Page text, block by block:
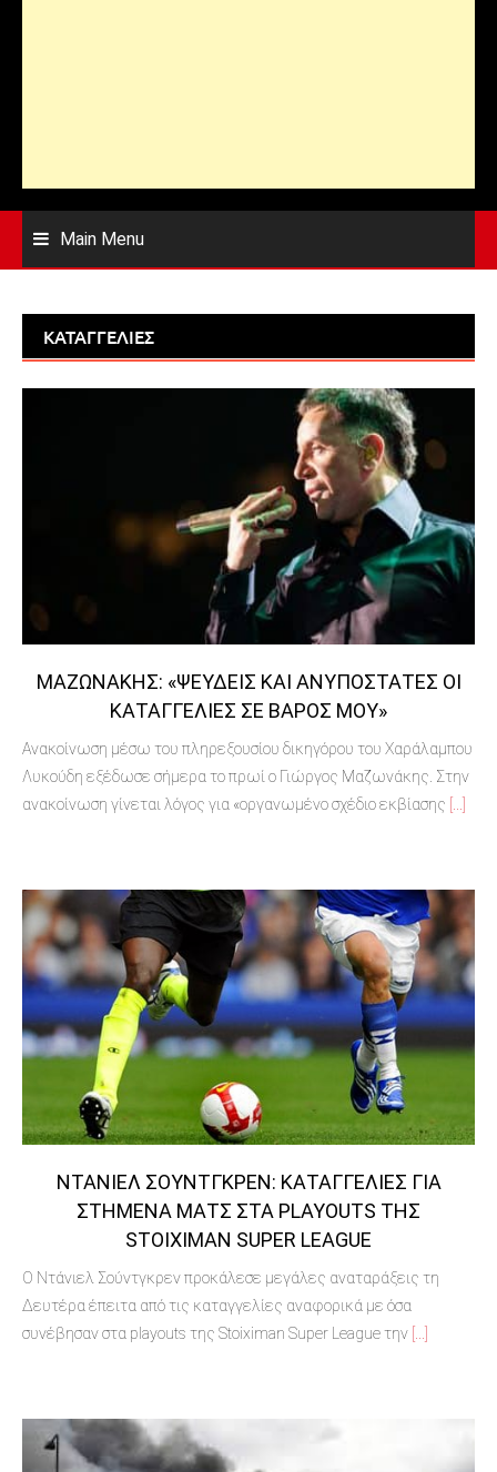
Main Menu
ΚΑΤΑΓΓΕΛΊΕΣ
ΜΑΖΩΝΆΚΗΣ: «ΨΕΥΔΕΊΣ ΚΑΙ ΑΝΥΠΌΣΤΑΤΕΣ ΟΙ
ΚΑΤΑΓΓΕΛΊΕΣ ΣΕ ΒΆΡΟΣ ΜΟΥ»
Ανακοίνωση μέσω του πληρεξουσίου δικηγόρου του Χαράλαμπου
Λυκούδη εξέδωσε σήμερα το πρωί ο Γιώργος Μαζωνάκης. Στην
ανακοίνωση γίνεται λόγος για «οργανωμένο σχέδιο εκβίασης [...]
ΝΤΆΝΙΕΛ ΣΟΎΝΤΓΚΡΕΝ: ΚΑΤΑΓΓΕΛΊΕΣ ΓΙΑ
ΣΤΗΜΈΝΑ ΜΑΤΣ ΣΤΑ PLAYOUTS ΤΗΣ
STOIXIMAN SUPER LEAGUE
Ο Ντάνιελ Σούντγκρεν προκάλεσε μεγάλες αναταράξεις τη
Δευτέρα έπειτα από τις καταγγελίες αναφορικά με όσα
συνέβησαν στα playouts της Stoiximan Super League την